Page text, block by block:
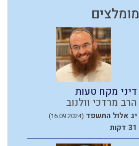
מומלצים
דיני מקח טעות
הרב מרדכי וולנוב
יג אלול התשפד (16.09.2024)
31 דקות